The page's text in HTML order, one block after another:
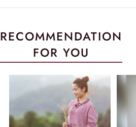
RECOMMENDATION
FOR YOU